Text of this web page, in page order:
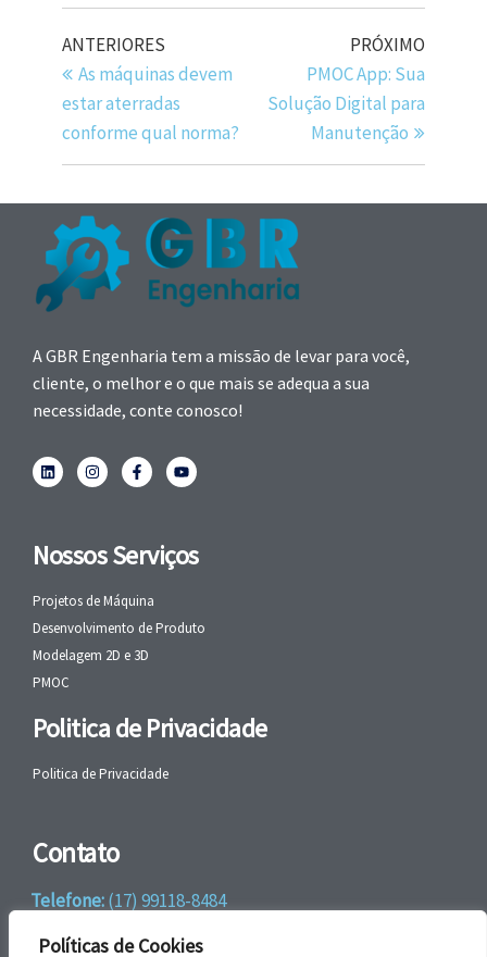
Políticas de Cookies
ANTERIORES
As máquinas devem
estar aterradas
conforme qual norma?
PRÓXIMO
PMOC App: Sua
Solução Digital para
Manutenção
A GBR Engenharia tem a missão de levar para você,
cliente, o melhor e o que mais se adequa a sua
necessidade, conte conosco!
Nossos Serviços
Projetos de Máquina
Desenvolvimento de Produto
Modelagem 2D e 3D
PMOC
Politica de Privacidade
Politica de Privacidade
Contato
Telefone:(17) 99118-8484
WhatsApp:+55 (17) 99118-8484